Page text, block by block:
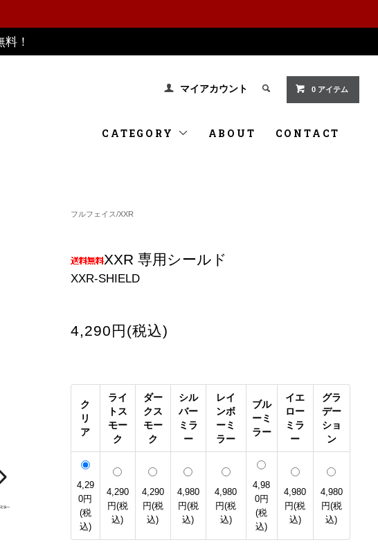
！
マイアカウント 0 アイテム
CONTACT
ABOUT
CATEGORY
フルフェイス/XXR
XXR 専用シールド
XXR-SHIELD
4,290円(税込)
ク
リ
ア
ライ
トス
モー
ク
ダー
クス
モー
ク
シル
バー
ミラ
ー
レイ
ンボ
ーミ
ラー
ブル
ーミ
ラー
イエ
ロー
ミラ
ー
グラ
デー
ショ
ン
4,29
0円
(税
込)
4,290
円(税
込)
4,290
円(税
込)
4,980
円(税
込)
4,980
円(税
込)
4,98
0円
(税
込)
4,980
円(税
込)
4,980
円(税
込)